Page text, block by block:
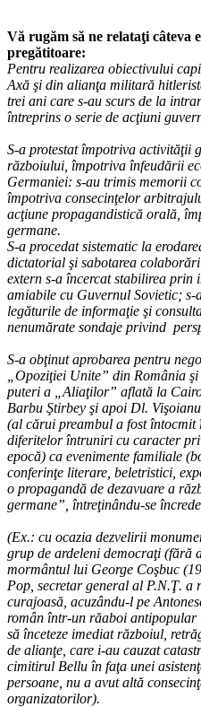
Vă rugăm să ne relataţi câteva
pregătitoare:
Pentru realizarea obiectivului
Axă şi din alianţa militară
trei ani care s-au scurs de la
întreprins o serie de acţiuni
S-a protestat împotriva activităţii
războiului, împotriva înfeudării
Germaniei: s-au trimis memorii
împotriva consecinţelor
acţiune propagandistică orală,
germane.
S-a procedat sistematic la
dictatorial şi sabotarea
extern s-a încercat stabilirea
amiabile cu Guvernul Sovietic; s-
legăturile de informaţie şi
nenumărate sondaje privind
S-a obţinut aprobarea pentru
„Opoziţiei Unite” din România
puteri a „Aliaţilor” aflată la
Barbu Ştirbey şi apoi Dl.
(al cărui preambul a fost întocmit
diferitelor întruniri cu caracter
epocă) ca evenimente familiale
conferinţe literare, beletristici,
o propagandă de dezavuare a
germane”, întreţinându-se
(Ex.: cu ocazia dezvelirii
grup de ardeleni democraţi (fără
mormântul lui George Coşbuc
Pop, secretar general al P.N.Ţ. a
curajoasă, acuzându-l pe
român într-un răaboi antipopular
să înceteze imediat războiul,
de alianţe, care i-au cauzat
cimitirul Bellu în faţa unei
persoane, nu a avut altă
organizatorilor).